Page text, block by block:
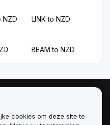
NZD LINK to NZD
BEAM to NZD
cookies om deze site te